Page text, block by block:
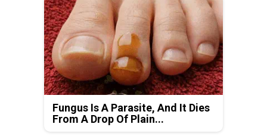
Fungus Is A Parasite, And It Dies
From A Drop Of Plain...